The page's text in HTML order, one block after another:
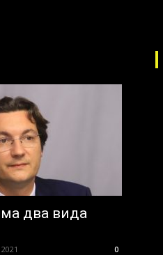
два вида
0